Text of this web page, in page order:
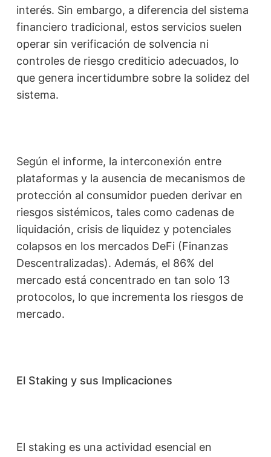
interés. Sin embargo, a diferencia del sistema
financiero tradicional, estos servicios suelen
operar sin verificación de solvencia ni
controles de riesgo crediticio adecuados, lo
que genera incertidumbre sobre la solidez del
sistema.
Según el informe, la interconexión entre
plataformas y la ausencia de mecanismos de
protección al consumidor pueden derivar en
riesgos sistémicos, tales como cadenas de
liquidación, crisis de liquidez y potenciales
colapsos en los mercados DeFi (Finanzas
Descentralizadas). Además, el 86% del
mercado está concentrado en tan solo 13
protocolos, lo que incrementa los riesgos de
mercado.
El Staking y sus Implicaciones
El staking es una actividad esencial en